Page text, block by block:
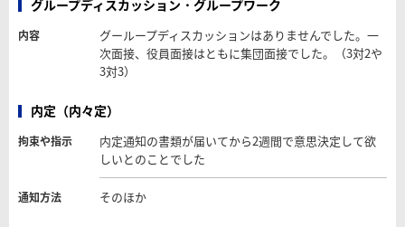
グループディスカッション・グループワーク
内容
グーループディスカッションはありませんでした。一
次面接、役員面接はともに集団面接でした。（3対2や
3対3）
内定（内々定）
拘束や指示
内定通知の書類が届いてから2週間で意思決定して欲
しいとのことでした
通知方法 そのほか